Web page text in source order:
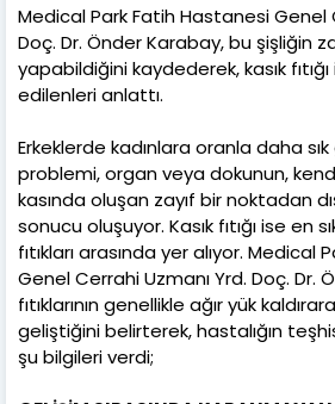
Medical Park Fatih Hastanesi Genel
Doç. Dr. Önder Karabay, bu şişliğin
yapabildiğini kaydederek, kasık
edilenleri anlattı.
Erkeklerde kadınlara oranla daha sık
problemi, organ veya dokunun,
kasında oluşan zayıf bir noktadan
sonucu oluşuyor. Kasık fıtığı ise en
fıtıkları arasında yer alıyor. Medical
Genel Cerrahi Uzmanı Yrd. Doç. Dr.
fıtıklarının genellikle ağır yük
geliştiğini belirterek, hastalığın
şu bilgileri verdi;